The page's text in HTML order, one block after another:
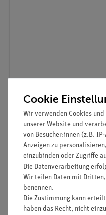
Artikel-Nr.:46421-01
Becherglasbürste, d =
75 mm, l = 350 mm
4,40 €
Cookie
Wir verwenden Cookies
unserer Website und
von Besucher:innen (z.B.
Anzeigen zu
einzubinden oder Zugriffe
Die Datenverarbeitung
Wir teilen Daten mit
benennen.
Die Zustimmung kann
haben das Recht, nicht